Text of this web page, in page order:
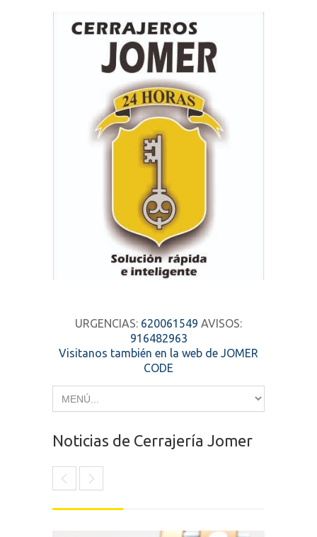
URGENCIAS: 620061549 AVISOS:
916482963
Visitanos también en la web de JOMER
CODE
Noticias de Cerrajería Jomer